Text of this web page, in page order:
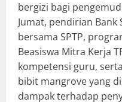
bergizi bagi
Jumat, pendirian Bank
bersama SPTP,
Beasiswa Mitra Kerja
kompetensi guru,
bibit mangrove yang
dampak terhadap